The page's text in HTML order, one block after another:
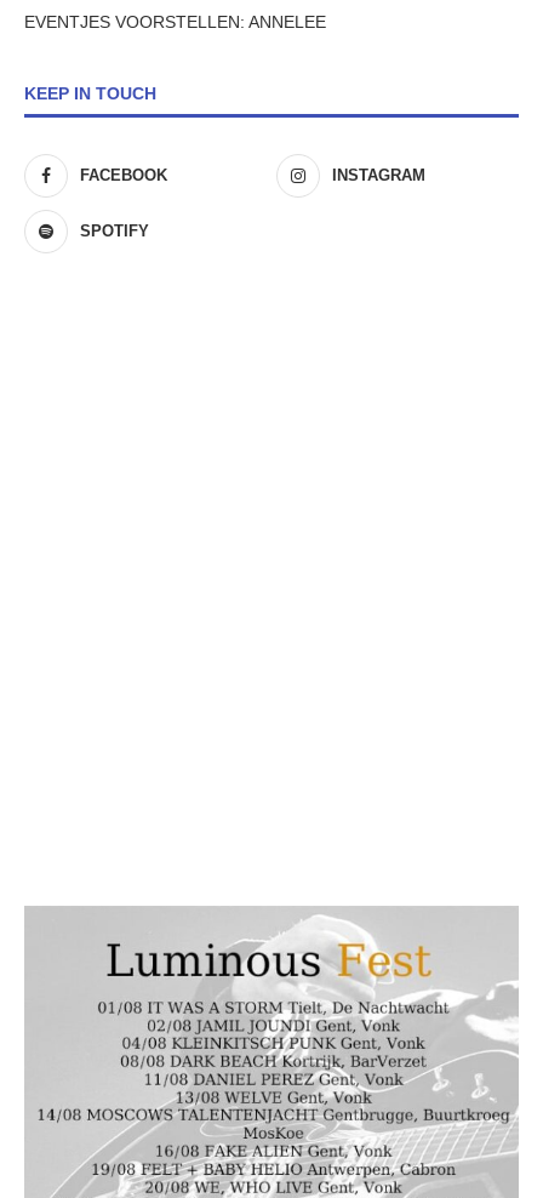
EVENTJES VOORSTELLEN: ANNELEE
KEEP IN TOUCH
FACEBOOK INSTAGRAM
SPOTIFY